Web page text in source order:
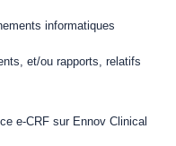
informatiques
et/ou rapports, relatifs
e-CRF sur Ennov Clinical